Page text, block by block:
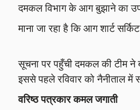
दमकल विभाग के आग बुझाने का
माना जा रहा है कि आग शार्ट
सूचना पर पहुँची दमकल की टीम ने
इससे पहले रविवार को नैनीताल
वरिष्ठ पत्रकार कमल जगाती